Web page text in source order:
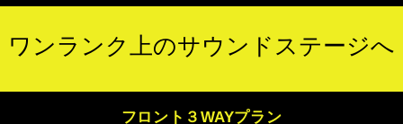
ワンランク上のサウンドステージへ
フロント３WAYプラン